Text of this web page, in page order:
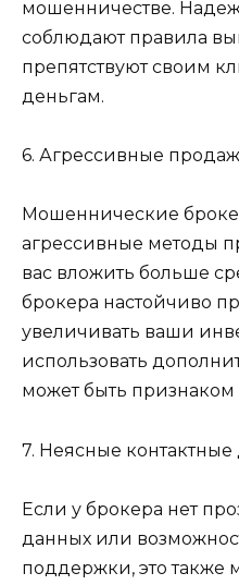
мошенничестве.
соблюдают правила
препятствуют своим
деньгам.
6. Агрессивные
Мошеннические
агрессивные методы
вас вложить больше
брокера настойчиво
увеличивать ваши
использовать
может быть
7. Неясные
Если у брокера нет
данных или
поддержки, это также